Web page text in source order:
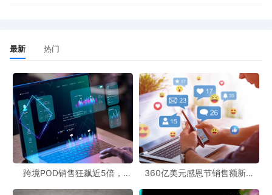
何不良反应或可疑症状，应及时就医。
卫生部表示：“销售和持有未注册药品违反了 1984 年《药品和化妆
品管制条例》第7(1)(a)条的规定，并可根据 1952 年《药品销售法
令》第 12 条受到处罚。”
最新 热门
跨境POD销售狂飙近5倍，
360亿美元感恩节销售额新纪
新风潮！